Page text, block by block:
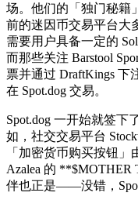
场。他们的「独门秘籍
前的迷因币交易平台大
需要用户具备一定的
而那些关注 Barstool
票并通过 DraftKings 下
在 Spot.dog 交易。
Spot.dog 一开始就签下
如，社交交易平台
「加密货币购买按钮」
Azalea 的 **$MOTHER
伴也正是——没错，